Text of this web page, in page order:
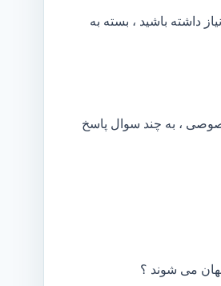
داشته باشید ، بسته به
، به چند سوال پاسخ
می شوند ؟